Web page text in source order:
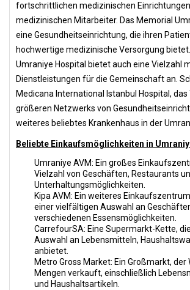
fortschrittlichen medizinischen
medizinischen Mitarbeiter. Das Memorial
eine Gesundheitseinrichtung, die ihren
hochwertige medizinische Versorgung
Umraniye Hospital bietet auch eine Vielzahl
Dienstleistungen für die Gemeinschaft an.
Medicana International Istanbul Hospital, das
größeren Netzwerks von
weiteres beliebtes Krankenhaus in der
Beliebte Einkaufsmöglichkeiten in
Umraniye AVM: Ein großes
Vielzahl von Geschäften, Restaurants
Unterhaltungsmöglichkeiten.
Kipa AVM: Ein weiteres
einer vielfältigen Auswahl an
verschiedenen Essensmöglichkeiten.
CarrefourSA: Eine Supermarkt-Kette,
Auswahl an Lebensmitteln,
anbietet.
Metro Gross Market: Ein Großmarkt, der
Mengen verkauft, einschließlich
und Haushaltsartikeln.